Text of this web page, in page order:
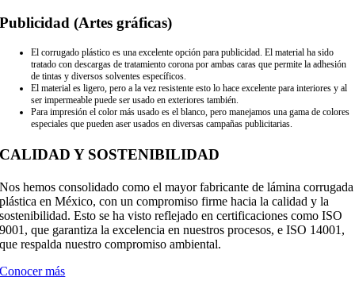
Publicidad (Artes gráficas)
El corrugado plástico es una excelente opción para publicidad. El material ha sido
tratado con descargas de tratamiento corona por ambas caras que permite la adhesión
de tintas y diversos solventes específicos.
El material es ligero, pero a la vez resistente esto lo hace excelente para interiores y al
ser impermeable puede ser usado en exteriores también.
Para impresión el color más usado es el blanco, pero manejamos una gama de colores
especiales que pueden aser usados en diversas campañas publicitarias.
CALIDAD Y SOSTENIBILIDAD
Nos hemos consolidado como el mayor fabricante de lámina corrugada
plástica en México, con un compromiso firme hacia la calidad y la
sostenibilidad. Esto se ha visto reflejado en certificaciones como ISO
9001, que garantiza la excelencia en nuestros procesos, e ISO 14001,
que respalda nuestro compromiso ambiental.
Conocer más